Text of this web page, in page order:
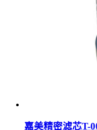
嘉美精密滤芯T-